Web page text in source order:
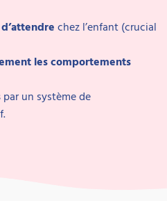
chez l’enfant (crucial
les comportements
par un système de